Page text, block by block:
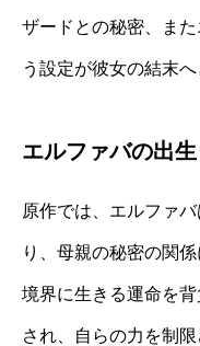
ザードとの秘密、ま
う設定が彼女の結末へ
エルファバの出
原作では、エルファ
り、母親の秘密の関
境界に生きる運命を
され、自らの力を制